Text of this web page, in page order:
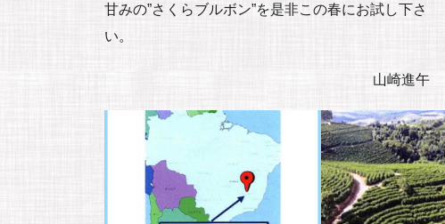
甘みの”さくらブルボン”を是非この春にお試し下さ
い。
山崎進午